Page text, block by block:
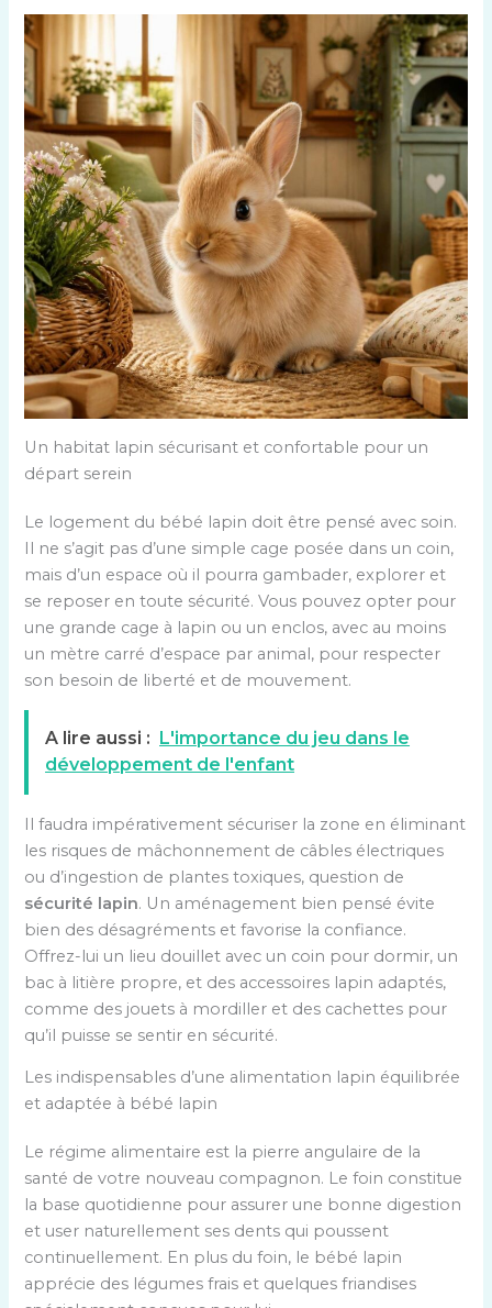
Un habitat lapin sécurisant et confortable pour un
départ serein
Le logement du bébé lapin doit être pensé avec soin.
Il ne s’agit pas d’une simple cage posée dans un coin,
mais d’un espace où il pourra gambader, explorer et
se reposer en toute sécurité. Vous pouvez opter pour
une grande cage à lapin ou un enclos, avec au moins
un mètre carré d’espace par animal, pour respecter
son besoin de liberté et de mouvement.
A lire aussi :
L'importance du jeu dans le
développement de l'enfant
Il faudra impérativement sécuriser la zone en éliminant
les risques de mâchonnement de câbles électriques
ou d’ingestion de plantes toxiques, question de
sécurité lapin. Un aménagement bien pensé évite
bien des désagréments et favorise la confiance.
Offrez-lui un lieu douillet avec un coin pour dormir, un
bac à litière propre, et des accessoires lapin adaptés,
comme des jouets à mordiller et des cachettes pour
qu’il puisse se sentir en sécurité.
Les indispensables d’une alimentation lapin équilibrée
et adaptée à bébé lapin
Le régime alimentaire est la pierre angulaire de la
santé de votre nouveau compagnon. Le foin constitue
la base quotidienne pour assurer une bonne digestion
et user naturellement ses dents qui poussent
continuellement. En plus du foin, le bébé lapin
apprécie des légumes frais et quelques friandises